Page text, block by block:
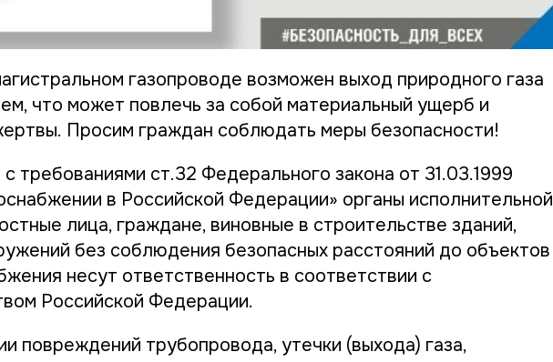
газопроводе возможен выход природного газа
что может повлечь за собой материальный ущерб и
. Просим граждан соблюдать меры безопасности!
требованиями ст.32 Федерального закона от 31.03.1999
в Российской Федерации» органы исполнительной
лица, граждане, виновные в строительстве зданий,
без соблюдения безопасных расстояний до объектов
несут ответственность в соответствии с
Российской Федерации.
повреждений трубопровода, утечки (выхода) газа,